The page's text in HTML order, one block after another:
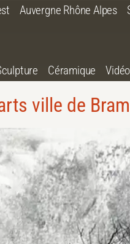
Auvergne Rhône Alpes
Céramique Vidéo
ville de Bram